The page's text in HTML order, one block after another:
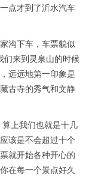
点才到了沂水汽车
沟下车，车票貌似
们来到灵泉山的时候
远远地第一印象是
古寺的秀气和文静
上我们也就是十几
该是不会超过十个
就开始各种开心的
在每一个景点好久